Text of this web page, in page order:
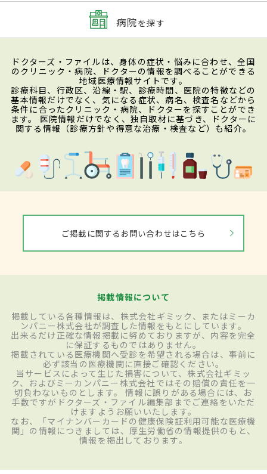
病院を探す
ドクターズ・ファイルは、身体の症状・悩みに合わせ、全国
のクリニック・病院、ドクターの情報を調べることができる
地域医療情報サイトです。
診療科目、行政区、沿線・駅、診療時間、医院の特徴などの
基本情報だけでなく、気になる症状、病名、検査名などから
条件に合ったクリニック・病院、ドクターを探すことができ
ます。 医院情報だけでなく、独自取材に基づき、ドクターに
関する情報（診療方針や得意な治療・検査など）も紹介。
ご掲載に関するお問い合わせはこちら
掲載情報について
掲載している各種情報は、株式会社ギミック、またはミーカ
ンパニー株式会社が調査した情報をもとにしています。
出来るだけ正確な情報掲載に努めておりますが、内容を完全
に保証するものではありません。
掲載されている医療機関へ受診を希望される場合は、事前に
必ず該当の医療機関に直接ご確認ください。
当サービスによって生じた損害について、株式会社ギミッ
ク、およびミーカンパニー株式会社ではその賠償の責任を一
切負わないものとします。 情報に誤りがある場合には、お
手数ですがドクターズ・ファイル編集部までご連絡をいただ
けますようお願いいたします。
なお、「マイナンバーカードの健康保険証利用可能な医療機
関」の情報につきましては、厚生労働省の情報提供のもと、
情報を掲出しております。